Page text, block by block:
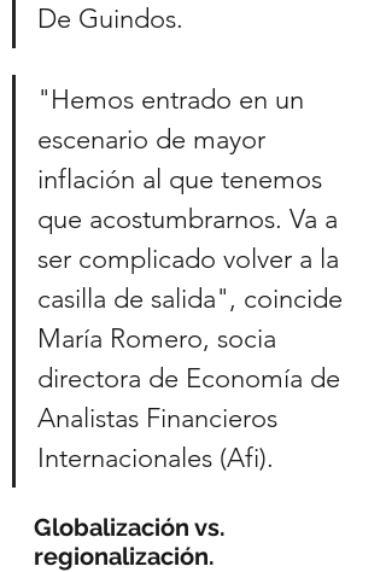
De Guindos.
"Hemos entrado en un
escenario de mayor
inflación al que tenemos
que acostumbrarnos. Va a
ser complicado volver a la
casilla de salida", coincide
María Romero, socia
directora de Economía de
Analistas Financieros
Internacionales (Afi).
Globalización vs.
regionalización.